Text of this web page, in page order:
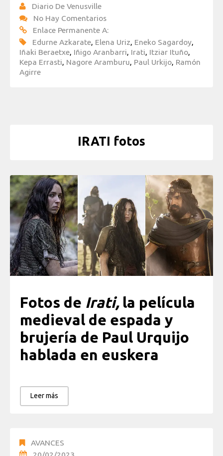
Diario De Venusville
No Hay Comentarios
Enlace Permanente A:
Edurne Azkarate, Elena Uriz, Eneko Sagardoy,
Iñaki Beraetxe, Iñigo Aranbarri, Irati, Itziar Ituño,
Kepa Errasti, Nagore Aramburu, Paul Urkijo, Ramón
Agirre
IRATI fotos
Fotos de Irati,la película
medieval de espada y
brujería de Paul Urquijo
hablada en euskera
Leer más
AVANCES